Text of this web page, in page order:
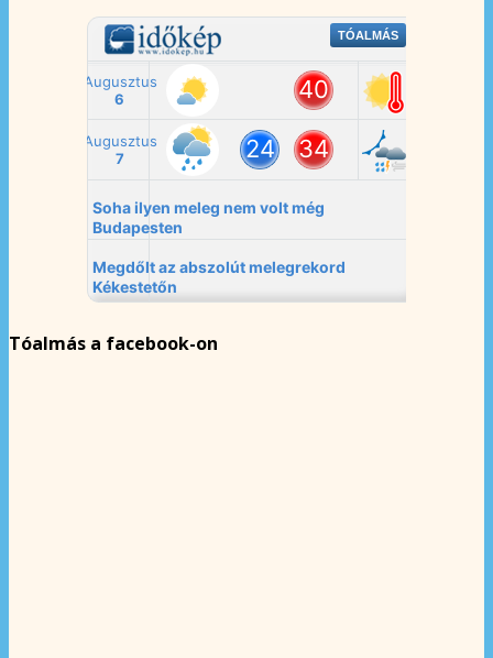
Tóalmás a facebook-on